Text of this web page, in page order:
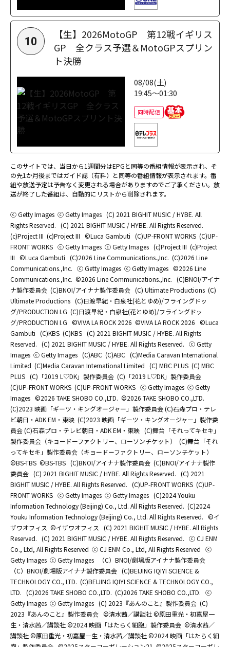
10
【生】2026MotoGP 第12戦イギリス
GP 全クラス予選＆MotoGPスプリン
ト決勝
08/08(土)
19:45～01:30
同時配信
このサイトでは、当日から1週間分はEPGと同等の番組情報が表示され、そ
の先1か月後まではガイド誌（有料）と同等の番組情報が表示されます。番
組や放送予定は予告なく変更される場合がありますのでご了承ください。放
送が終了した番組は、自動的にリストから削除されます。
ⓒ Getty Images ⓒ Getty Images (C) 2021 BIGHIT MUSIC / HYBE. All
Rights Reserved. (C) 2021 BIGHIT MUSIC / HYBE. All Rights Reserved.
(c)Project III (c)Project III ©Luca Gambuti (C)UP-FRONT WORKS (C)UP-
FRONT WORKS ⓒ Getty Images ⓒ Getty Images (c)Project III (c)Project
III ©Luca Gambuti (C)2026 Line Communications.,Inc. (C)2026 Line
Communications.,Inc. ⓒ Getty Images ⓒ Getty Images ©2026 Line
Communications.,Inc. ©2026 Line Communications.,Inc. (C)BNOI/アイナ
ナ製作委員会 (C)BNOI/アイナナ製作委員会 (C) Ultimate Productions (C)
Ultimate Productions (C)日渡早紀・白泉社(花とゆめ)/フライングドッ
グ/PRODUCTION I.G (C)日渡早紀・白泉社(花とゆめ)/フライングドッ
グ/PRODUCTION I.G ©️VIVA LA ROCK 2026 ©️VIVA LA ROCK 2026 ©Luca
Gambuti (C)KBS (C)KBS (C) 2021 BIGHIT MUSIC / HYBE. All Rights
Reserved. (C) 2021 BIGHIT MUSIC / HYBE. All Rights Reserved. ⓒ Getty
Images ⓒ Getty Images (C)ABC (C)ABC (C)Media Caravan International
Limited (C)Media Caravan International Limited (C) MBC PLUS (C) MBC
PLUS (C)「2019 L♡DK」製作委員会 (C)「2019 L♡DK」製作委員会
(C)UP-FRONT WORKS (C)UP-FRONT WORKS ⓒ Getty Images ⓒ Getty
Images ©2026 TAKE SHOBO CO.,LTD. ©2026 TAKE SHOBO CO.,LTD.
(C)2023 映画「ギーツ・キングオージャー」製作委員会 (C)石森プロ・テレ
ビ朝日・ADK EM・東映 (C)2023 映画「ギーツ・キングオージャー」製作委
員会 (C)石森プロ・テレビ朝日・ADK EM・東映 (C)舞台「それってキセキ」
製作委員会（キョードーファクトリー、ローソンチケット）
(C)舞台「それ
ってキセキ」製作委員会（キョードーファクトリー、ローソンチケット）
©BS-TBS ©BS-TBS (C)BNOI/アイナナ製作委員会 (C)BNOI/アイナナ製作
委員会 (C) 2021 BIGHIT MUSIC / HYBE. All Rights Reserved. (C) 2021
BIGHIT MUSIC / HYBE. All Rights Reserved. (C)UP-FRONT WORKS (C)UP-
FRONT WORKS ⓒ Getty Images ⓒ Getty Images (C)2024 Youku
Information Technology (Beijing) Co., Ltd. All Rights Reserved. (C)2024
Youku Information Technology (Beijing) Co., Ltd. All Rights Reserved. ©イ
ザワオフィス ©イザワオフィス
(C) 2021 BIGHIT MUSIC / HYBE. All Rights
Reserved. (C) 2021 BIGHIT MUSIC / HYBE. All Rights Reserved. ⓒ CJ ENM
Co., Ltd, All Rights Reserved ⓒ CJ ENM Co., Ltd, All Rights Reserved ⓒ
Getty Images ⓒ Getty Images
（C）BNOI/劇場版アイナナ製作委員会
（C）BNOI/劇場版アイナナ製作委員会 (C)BEIJING IQIYI SCIENCE &
TECHNOLOGY CO., LTD. (C)BEIJING IQIYI SCIENCE & TECHNOLOGY CO.,
LTD. (C)2026 TAKE SHOBO CO.,LTD. (C)2026 TAKE SHOBO CO.,LTD. ⓒ
Getty Images ⓒ Getty Images (C) 2023『あんのこと』製作委員会 (C)
2023『あんのこと』製作委員会 ©清水茜／講談社 ©原田重光・初嘉屋一
生・清水茜／講談社 ©2024 映画「はたらく細胞」製作委員会 ©清水茜／
講談社 ©原田重光・初嘉屋一生・清水茜／講談社 ©2024 映画「はたらく細